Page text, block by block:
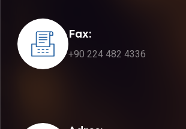
Fax:
+90 224 482 4336